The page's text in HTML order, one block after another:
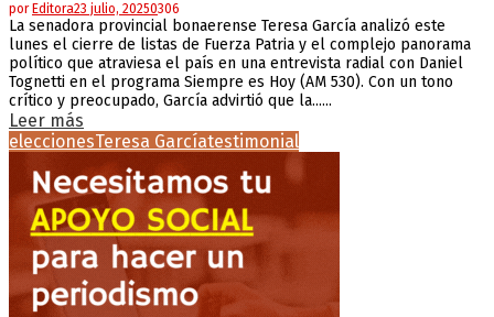
por Editora23 julio, 20250306
La senadora provincial bonaerense Teresa García analizó este
lunes el cierre de listas de Fuerza Patria y el complejo panorama
político que atraviesa el país en una entrevista radial con Daniel
Tognetti en el programa Siempre es Hoy (AM 530). Con un tono
crítico y preocupado, García advirtió que la......
Leer más
eleccionesTeresa Garcíatestimonial